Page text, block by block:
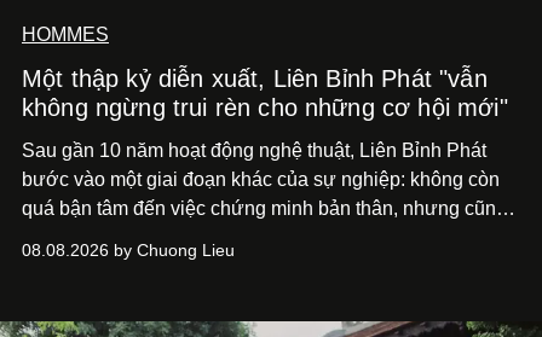
HOMMES
Một thập kỷ diễn xuất, Liên Bỉnh Phát "vẫn
không ngừng trui rèn cho những cơ hội mới"
Sau gần 10 năm hoạt động nghệ thuật, Liên Bỉnh Phát
bước vào một giai đoạn khác của sự nghiệp: không còn
quá bận tâm đến việc chứng minh bản thân, nhưng cũng
phim điện ảnh trong nửa đầu 2026 đến hành trình trở lại
bằng một tâm thế điềm tĩnh hơn. Anh tiếp tục học hỏi, trau
08.08.2026 by Chuong Lieu